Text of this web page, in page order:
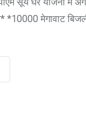
सूर्य घर योजना में
*10000 मेगावाट